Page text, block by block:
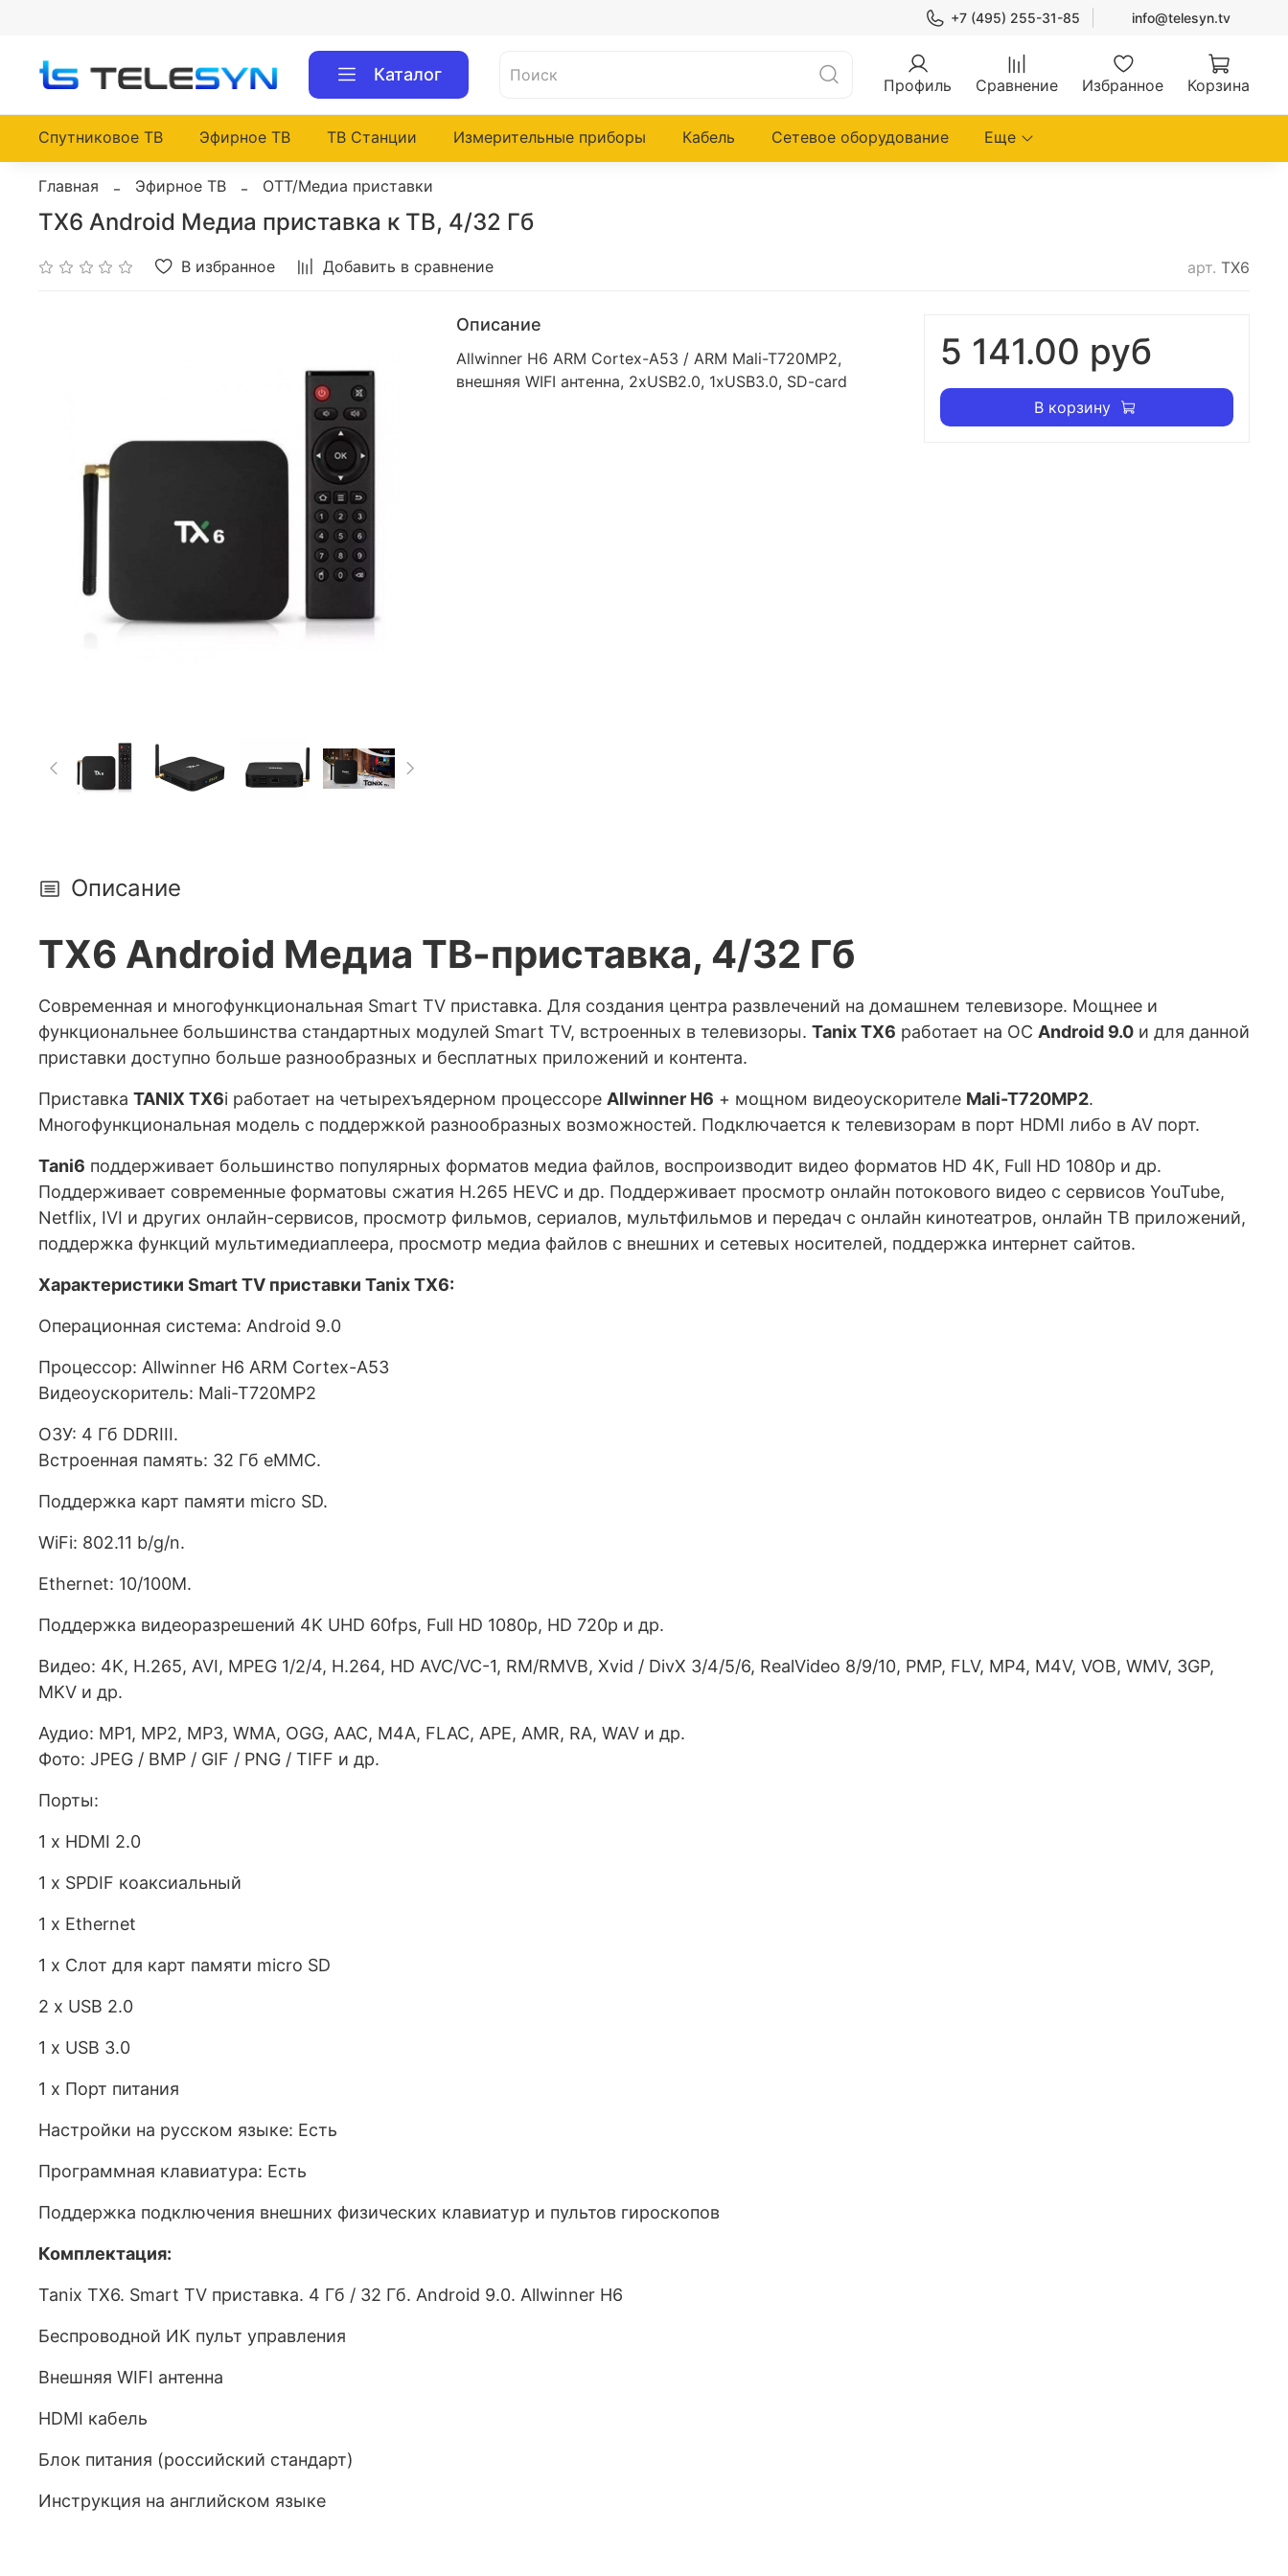
+7 (495) 255-31-85 info@telesyn.tv
Каталог
Профиль Сравнение Избранное Корзина
Спутниковое ТВ Эфирное ТВ ТВ Станции Измерительные приборы Кабель Сетевое оборудование Еще
Главная Эфирное ТВ OTT/Медиа приставки
TX6 Android Медиа приставка к ТВ, 4/32 Гб
В избранное Добавить в сравнение арт. TX6
Описание
Allwinner H6 ARM Cortex-A53 / ARM Mali-T720MP2,
внешняя WIFI антенна, 2xUSB2.0, 1xUSB3.0, SD-card
5 141.00 руб
В корзину
Описание
TX6 Android Медиа ТВ-приставка, 4/32 Гб
Современная и многофункциональная Smart TV приставка. Для создания центра развлечений на домашнем телевизоре. Мощнее и
функциональнее большинства стандартных модулей Smart TV, встроенных в телевизоры. Tanix TX6 работает на ОС Android 9.0 и для данной
приставки доступно больше разнообразных и бесплатных приложений и контента.
Приставка TANIX TX6i работает на четырехъядерном процессоре Allwinner H6 + мощном видеоускорителе Mali-T720MP2.
Многофункциональная модель с поддержкой разнообразных возможностей. Подключается к телевизорам в порт HDMI либо в AV порт.
Tani6 поддерживает большинство популярных форматов медиа файлов, воспроизводит видео форматов HD 4K, Full HD 1080p и др.
Поддерживает современные форматовы сжатия H.265 HEVC и др. Поддерживает просмотр онлайн потокового видео с сервисов YouTube,
Netflix, IVI и других онлайн-сервисов, просмотр фильмов, сериалов, мультфильмов и передач с онлайн кинотеатров, онлайн ТВ приложений,
поддержка функций мультимедиаплеера, просмотр медиа файлов с внешних и сетевых носителей, поддержка интернет сайтов.
Характеристики Smart TV приставки Tanix TX6:
Операционная система: Android 9.0
Процессор: Allwinner H6 ARM Cortex-A53
Видеоускоритель: Mali-T720MP2
ОЗУ: 4 Гб DDRIII.
Встроенная память: 32 Гб eMMC.
Поддержка карт памяти micro SD.
WiFi: 802.11 b/g/n.
Ethernet: 10/100M.
Поддержка видеоразрешений 4K UHD 60fps, Full HD 1080p, HD 720p и др.
Видео: 4K, H.265, AVI, MPEG 1/2/4, H.264, HD AVC/VC-1, RM/RMVB, Xvid / DivX 3/4/5/6, RealVideo 8/9/10, PMP, FLV, MP4, M4V, VOB, WMV, 3GP,
MKV и др.
Аудио: MP1, MP2, MP3, WMA, OGG, AAC, M4A, FLAC, APE, AMR, RA, WAV и др.
Фото: JPEG / BMP / GIF / PNG / TIFF и др.
Порты:
1 х HDMI 2.0
1 х SPDIF коаксиальный
1 х Ethernet
1 х Слот для карт памяти micro SD
2 х USB 2.0
1 x USB 3.0
1 х Порт питания
Настройки на русском языке: Есть
Программная клавиатура: Есть
Поддержка подключения внешних физических клавиатур и пультов гироскопов
Комплектация:
Tanix TX6. Smart TV приставка. 4 Гб / 32 Гб. Android 9.0. Allwinner H6
Беспроводной ИК пульт управления
Внешняя WIFI антенна
HDMI кабель
Блок питания (российский стандарт)
Инструкция на английском языке